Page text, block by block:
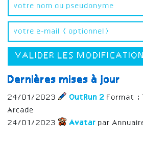
VALIDER LES
Dernières mises à jour
24/01/2023 OutRun 2 Format :
Arcade
24/01/2023
Avatar par